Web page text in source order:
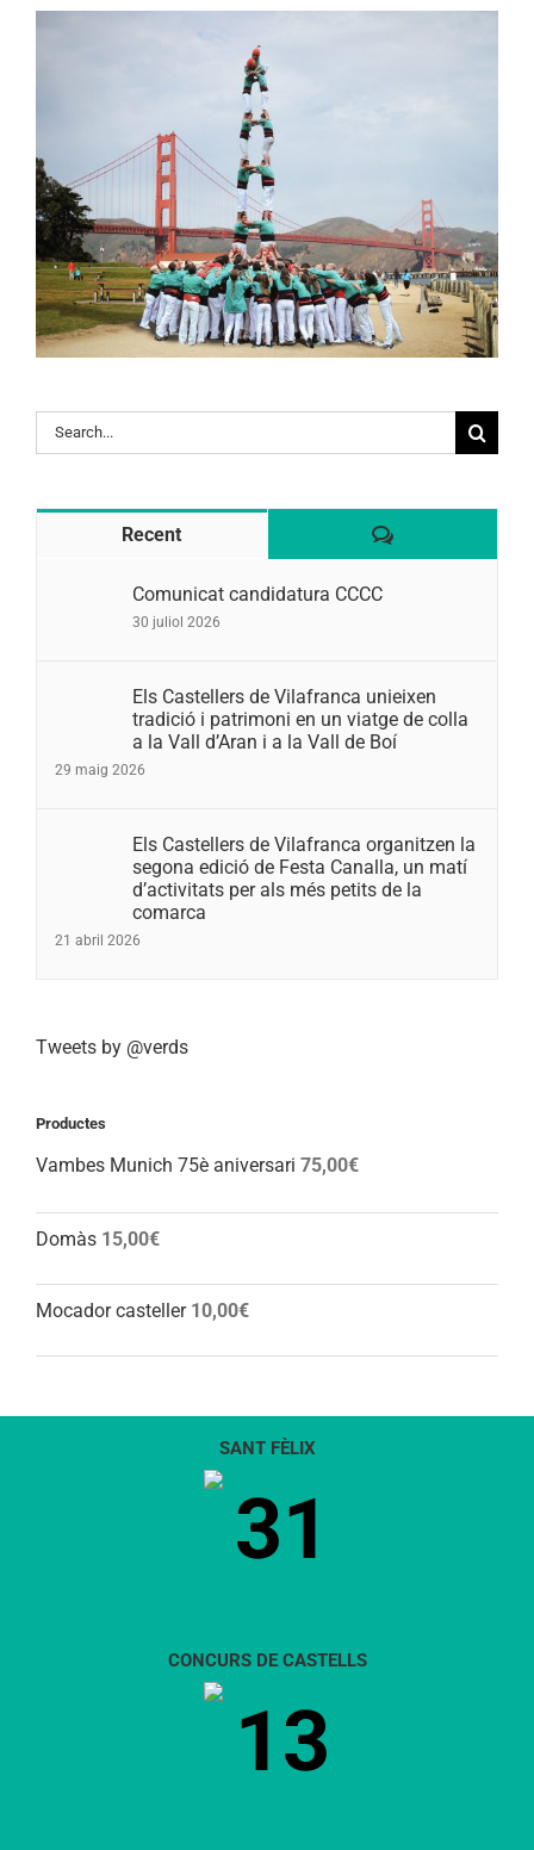
Search
for:
Recent Comentaris
Comunicat candidatura CCCC
30 juliol 2026
Els Castellers de Vilafranca unieixen
tradició i patrimoni en un viatge de colla
a la Vall d’Aran i a la Vall de Boí
29 maig 2026
Els Castellers de Vilafranca organitzen la
segona edició de Festa Canalla, un matí
d’activitats per als més petits de la
comarca
21 abril 2026
Tweets by @verds
Productes
Vambes Munich 75è aniversari 75,00€
Domàs 15,00€
Mocador casteller 10,00€
SANT FÈLIX
31
CONCURS DE CASTELLS
13